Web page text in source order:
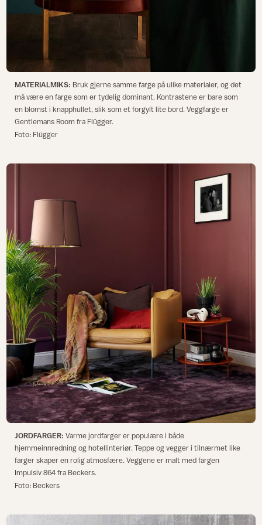
MATERIALMIKS: Bruk gjerne samme farge på ulike materialer, og det
må være en farge som er tydelig dominant. Kontrastene er bare som
en blomst i knapphullet, slik som et forgylt lite bord. Veggfarge er
Gentlemans Room fra Flügger.
Foto: Flügger
JORDFARGER: Varme jordfarger er populære i både
hjemmeinnredning og hotellinteriør. Teppe og vegger i tilnærmet like
farger skaper en rolig atmosfære. Veggene er malt med fargen
Impulsiv 864 fra Beckers.
Foto: Beckers